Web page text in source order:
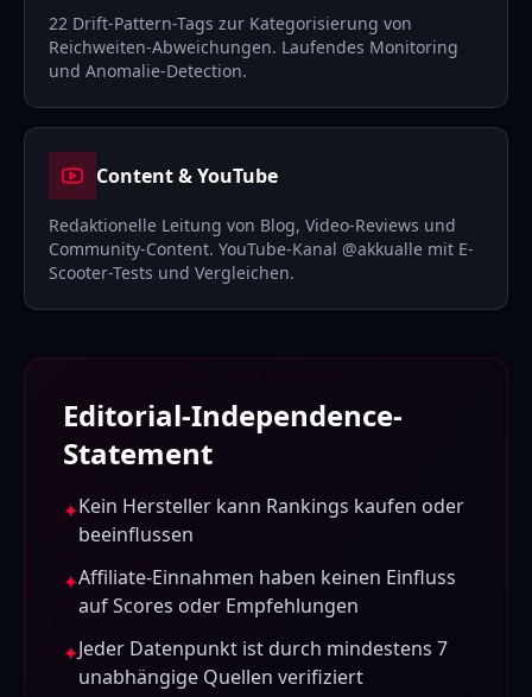
22 Drift-Pattern-Tags zur Kategorisierung von
Reichweiten-Abweichungen. Laufendes Monitoring
und Anomalie-Detection.
Content & YouTube
Redaktionelle Leitung von Blog, Video-Reviews und
Community-Content. YouTube-Kanal @akkualle mit E-
Scooter-Tests und Vergleichen.
Editorial-Independence-
Statement
✦Kein Hersteller kann Rankings kaufen oder
beeinflussen
✦Affiliate-Einnahmen haben keinen Einfluss
auf Scores oder Empfehlungen
✦Jeder Datenpunkt ist durch mindestens 7
unabhängige Quellen verifiziert